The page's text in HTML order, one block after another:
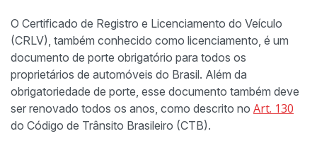
O Certificado de Registro e Licenciamento do Veículo
(CRLV), também conhecido como licenciamento, é um
documento de porte obrigatório para todos os
proprietários de automóveis do Brasil. Além da
obrigatoriedade de porte, esse documento também deve
ser renovado todos os anos, como descrito no Art. 130
do Código de Trânsito Brasileiro (CTB).